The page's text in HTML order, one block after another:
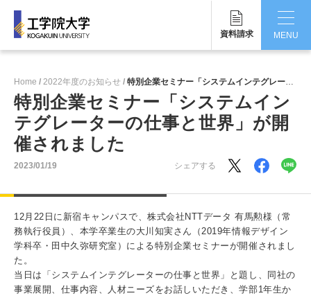
資料請求
MENU
工学院大学について
学部・大学院
学生生活
研究・産学連携
就職・キャリア
キャンパス
Home 2022年度のお知らせ 特別企業セミナー「システムインテグレーターの仕事と世界」が開催されました
特別企業セミナー「システムイン
テグレーターの仕事と世界」が開
催されました
2023/01/19 シェアする
12月22日に新宿キャンパスで、株式会社NTTデータ 有馬勲様（常
務執行役員）、本学卒業生の大川知実さん（2019年情報デザイン
学科卒・田中久弥研究室）による特別企業セミナーが開催されまし
た。
当日は「システムインテグレーターの仕事と世界」と題し、同社の
事業展開、仕事内容、人材ニーズをお話しいただき、学部1年生か